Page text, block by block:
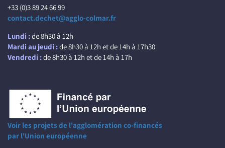
+33 (0)3 89 24 66 99
contact.dechet@agglo-colmar.fr
Lundi :de 8h30 à 12h
Mardi au jeudi :de 8h30 à 12h et de 14h à 17h30
Vendredi :de 8h30 à 12h et de 14h à 17h
Voir les projets de l'agglomération co-financés
par l'Union européenne